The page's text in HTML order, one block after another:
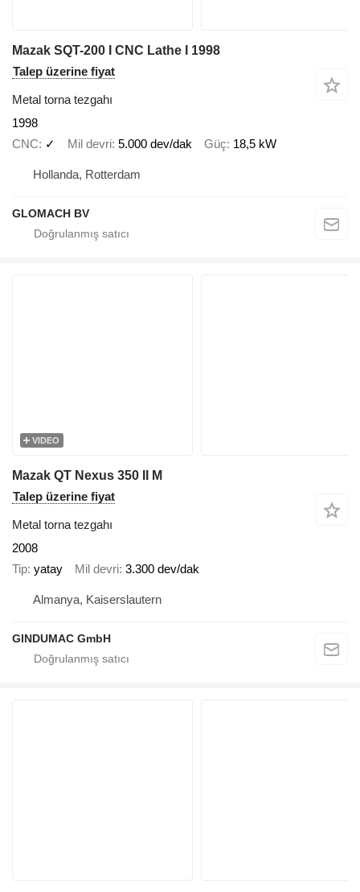
Mazak SQT-200 I CNC Lathe I 1998
Talep üzerine fiyat
Metal torna tezgahı
1998
CNC
✓ Mil devri 5.000 dev/dak Güç 18,5 kW
Hollanda, Rotterdam
GLOMACH BV
VIDEO
Mazak QT Nexus 350 II M
Talep üzerine fiyat
Metal torna tezgahı
2008
Tip yatay Mil devri 3.300 dev/dak
Almanya, Kaiserslautern
GINDUMAC GmbH